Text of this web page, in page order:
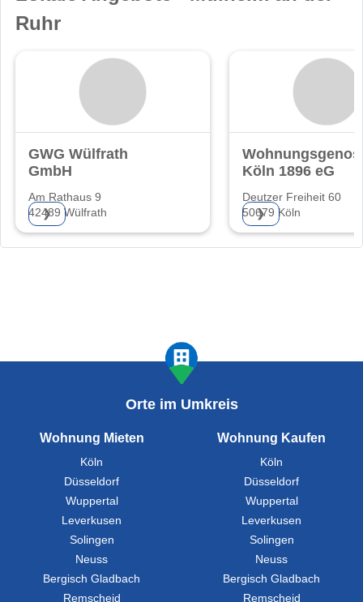
Ruhr
GWG Wülfrath
GmbH
Am Rathaus 9
42489 Wülfrath
❯
Köln 1896 eG
Deutzer Freiheit 60
50679 Köln
❯
Orte im Umkreis
Wohnung Mieten
Köln
Düsseldorf
Wuppertal
Leverkusen
Solingen
Neuss
Bergisch Gladbach
Remscheid
Wohnung Kaufen
Köln
Düsseldorf
Wuppertal
Leverkusen
Solingen
Neuss
Bergisch Gladbach
Remscheid